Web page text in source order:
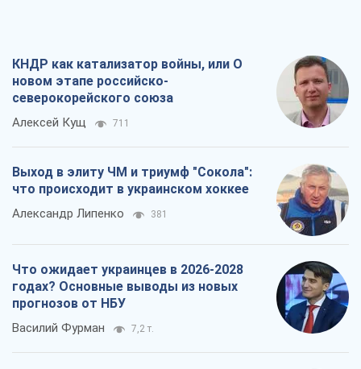
КНДР как катализатор войны, или О
новом этапе российско-
северокорейского союза
Алексей Кущ 711
Выход в элиту ЧМ и триумф "Сокола":
что происходит в украинском хоккее
Александр Липенко 381
Что ожидает украинцев в 2026-2028
годах? Основные выводы из новых
прогнозов от НБУ
Василий Фурман 7,2 т.